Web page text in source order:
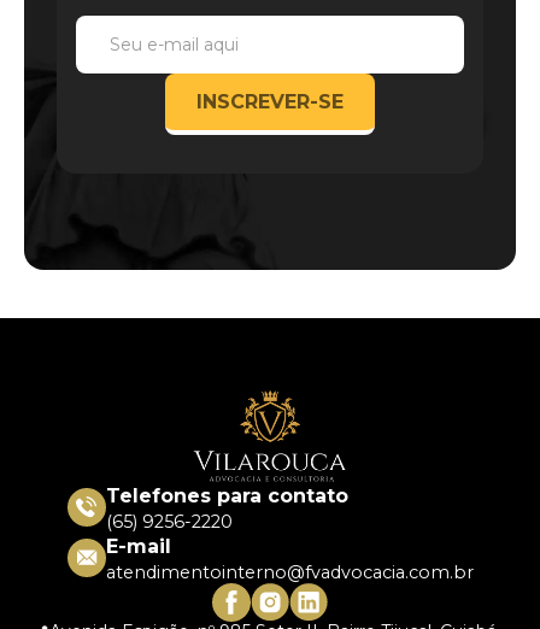
Telefones para contato
(65) 9256-2220
E-mail
atendimentointerno@fvadvocacia.com.br